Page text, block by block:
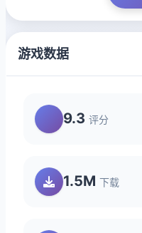
游戏数据
9.3 评分
1.5M 下载